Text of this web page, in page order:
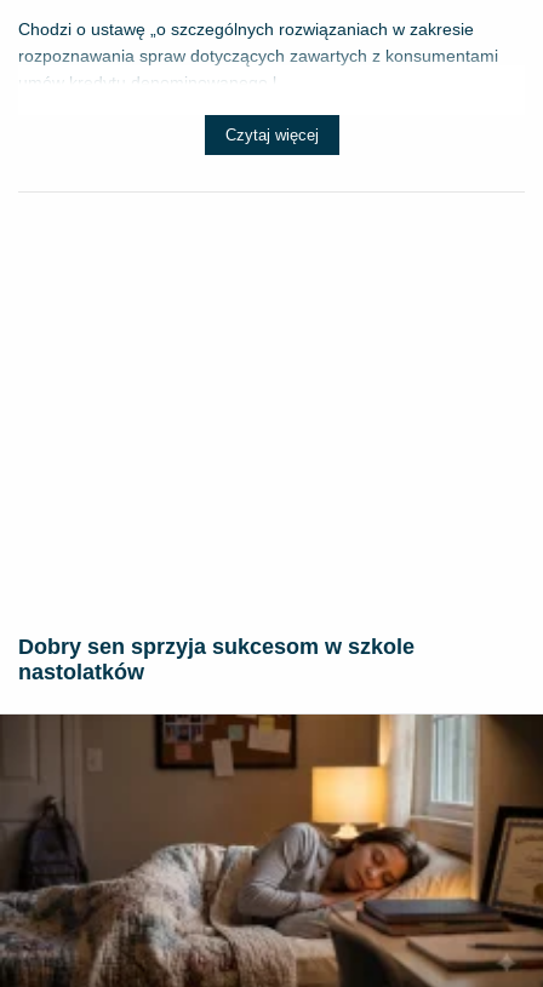
Chodzi o ustawę „o szczególnych rozwiązaniach w zakresie
rozpoznawania spraw dotyczących zawartych z konsumentami
umów kredytu denominowanego l...
Czytaj więcej
Dobry sen sprzyja sukcesom w szkole
nastolatków